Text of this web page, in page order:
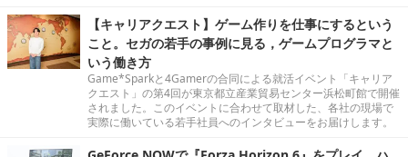
【キャリアクエスト】ゲーム作りを仕事にするという
こと。セガの若手の事例に見る，ゲームプログラマと
いう働き方
Game*Sparkと4Gamerの合同による就活イベント「キャリア
クエスト」の第4回が東京都立産業貿易センター浜松町館で開催
されました。このイベントに合わせて取材した、各社の現場で
実際に働いている若手社員へのインタビューをお届けします。